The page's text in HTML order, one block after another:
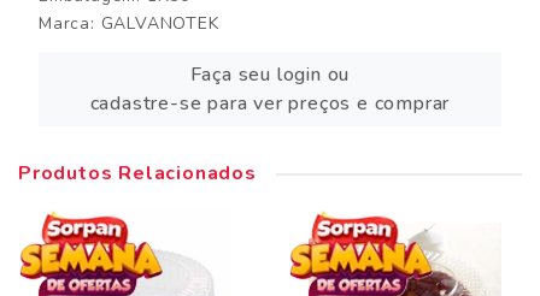
Marca: GALVANOTEK
Faça seu login ou
cadastre-se para ver preços e comprar
Produtos Relacionados